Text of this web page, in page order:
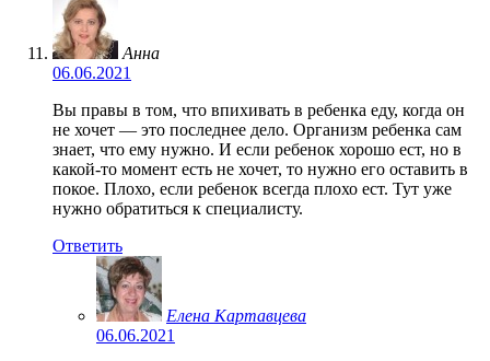
Анна
06.06.2021
Вы правы в том, что впихивать в ребенка еду, когда он
не хочет — это последнее дело. Организм ребенка сам
знает, что ему нужно. И если ребенок хорошо ест, но в
какой-то момент есть не хочет, то нужно его оставить в
покое. Плохо, если ребенок всегда плохо ест. Тут уже
нужно обратиться к специалисту.
Ответить
Елена Картавцева
06.06.2021